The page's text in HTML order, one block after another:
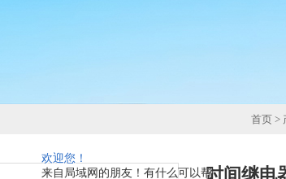
欢迎您！
来自局域网的朋友！有什么可以帮
首页 >
时间继电